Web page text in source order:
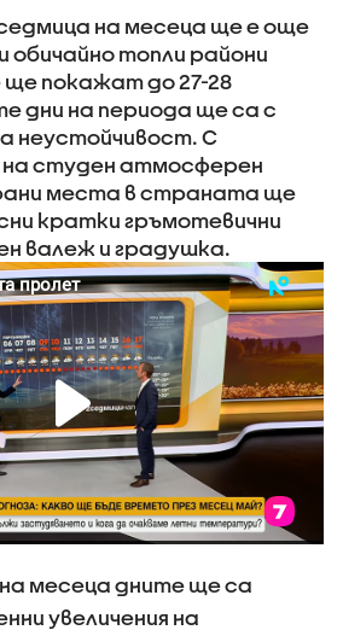
на месеца ще е още
обичайно топли райони
покажат до 27-28
дни на периода ще са с
неустойчивост. С
студен атмосферен
места в страната ще
кратки гръмотевични
валеж и градушка.
месеца дните ще са
увеличения на